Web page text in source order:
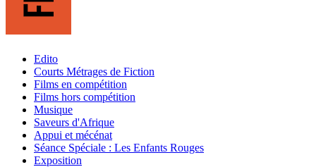
Edito
Courts Métrages de Fiction
Films en compétition
Films hors compétition
Musique
Saveurs d'Afrique
Appui et mécénat
Séance Spéciale : Les Enfants Rouges
Exposition